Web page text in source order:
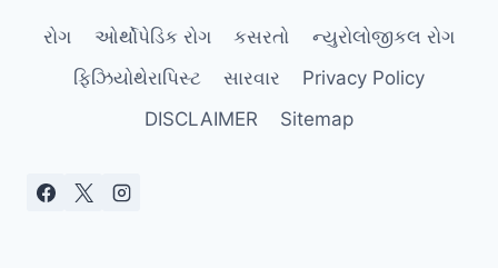
રોગ ઓર્થોપેડિક રોગ કસરતો
ન્યુરોલોજીકલ રોગ
ફિઝિયોથેરાપિસ્ટ
સારવાર
Privacy Policy
DISCLAIMER
Sitemap